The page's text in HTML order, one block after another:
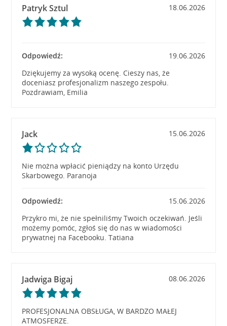
Patryk Sztul 18.06.2026
Odpowiedź:
19.06.2026
Dziękujemy za wysoką ocenę. Cieszy nas, że
doceniasz profesjonalizm naszego zespołu.
Pozdrawiam, Emilia
Jack 15.06.2026
Nie można wpłacić pieniądzy na konto Urzędu
Skarbowego. Paranoja
Odpowiedź:
15.06.2026
Przykro mi, że nie spełniliśmy Twoich oczekiwań. Jeśli
możemy pomóc, zgłoś się do nas w wiadomości
prywatnej na Facebooku. Tatiana
Jadwiga Bigaj 08.06.2026
PROFESJONALNA OBSŁUGA, W BARDZO MAŁEJ
ATMOSFERZE.